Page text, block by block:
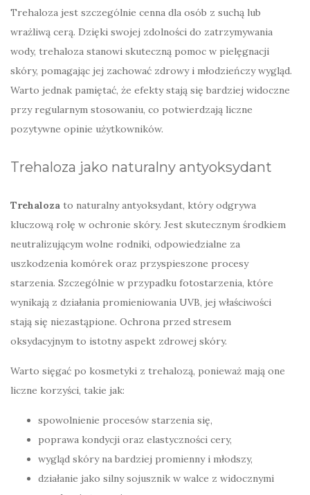
Trehaloza jest szczególnie cenna dla osób z suchą lub
wrażliwą cerą. Dzięki swojej zdolności do zatrzymywania
wody, trehaloza stanowi skuteczną pomoc w pielęgnacji
skóry, pomagając jej zachować zdrowy i młodzieńczy wygląd.
Warto jednak pamiętać, że efekty stają się bardziej widoczne
przy regularnym stosowaniu, co potwierdzają liczne
pozytywne opinie użytkowników.
Trehaloza jako naturalny antyoksydant
Trehaloza to naturalny antyoksydant, który odgrywa
kluczową rolę w ochronie skóry. Jest skutecznym środkiem
neutralizującym wolne rodniki, odpowiedzialne za
uszkodzenia komórek oraz przyspieszone procesy
starzenia. Szczególnie w przypadku fotostarzenia, które
wynikają z działania promieniowania UVB, jej właściwości
stają się niezastąpione. Ochrona przed stresem
oksydacyjnym to istotny aspekt zdrowej skóry.
Warto sięgać po kosmetyki z trehalozą, ponieważ mają one
liczne korzyści, takie jak:
spowolnienie procesów starzenia się,
poprawa kondycji oraz elastyczności cery,
wygląd skóry na bardziej promienny i młodszy,
działanie jako silny sojusznik w walce z widocznymi